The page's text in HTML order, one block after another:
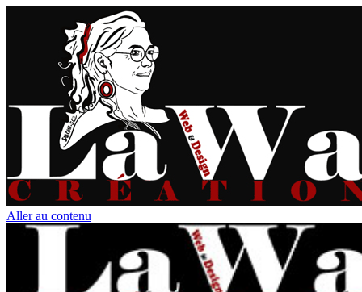
Aller au contenu